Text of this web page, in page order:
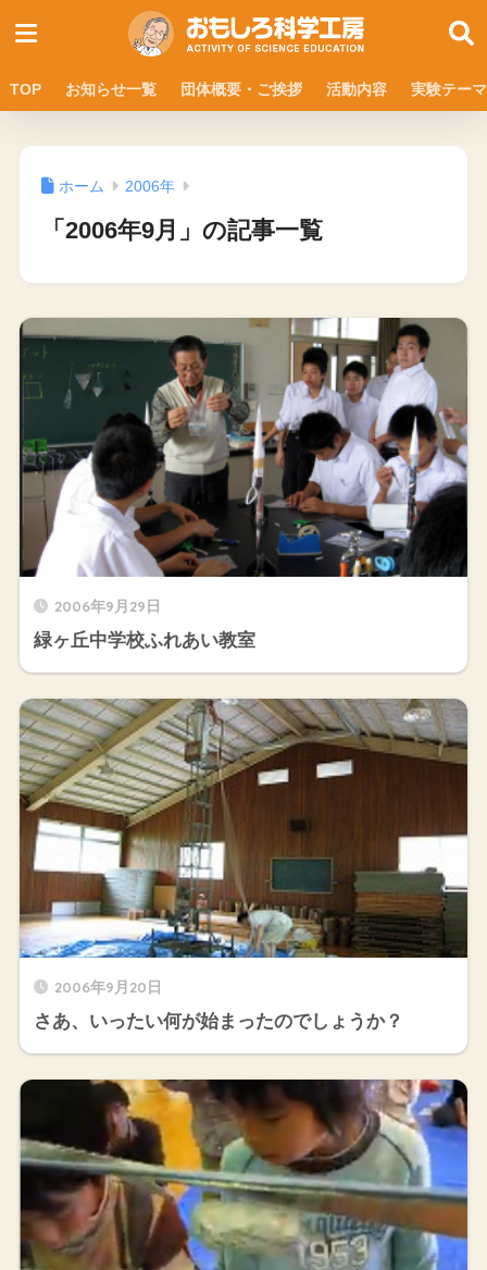
TOP お知らせ一覧 団体概要・ご挨拶 活動内容 実験テーマ
ホーム 2006年
「2006年9月」の記事一覧
2006年9月29日
緑ヶ丘中学校ふれあい教室
2006年9月20日
さあ、いったい何が始まったのでしょうか？